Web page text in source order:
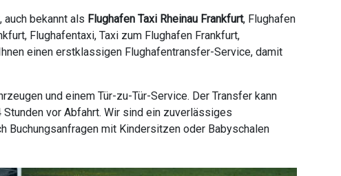
bekannt als Flughafen Taxi Rheinau Frankfurt, Flughafen
Flughafentaxi, Taxi zum Flughafen Frankfurt,
einen erstklassigen Flughafentransfer-Service, damit
und einem Tür-zu-Tür-Service. Der Transfer kann
vor Abfahrt. Wir sind ein zuverlässiges
Buchungsanfragen mit Kindersitzen oder Babyschalen